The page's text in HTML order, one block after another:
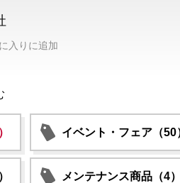
入りに追加
イベント・フェア（50
メンテナンス商品（4